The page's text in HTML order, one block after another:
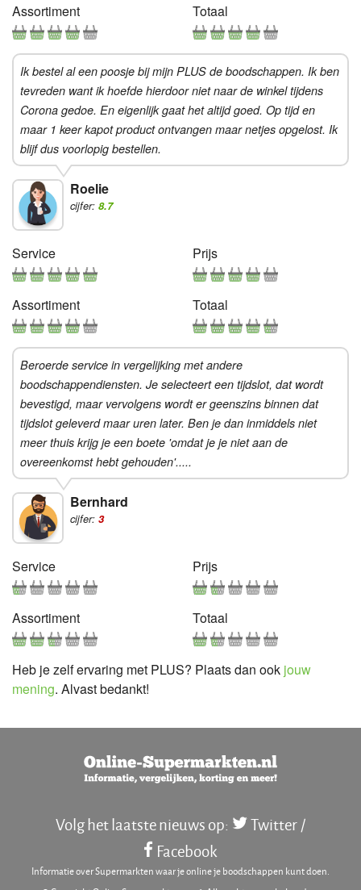
Assortiment Totaal
Ik bestel al een poosje bij mijn PLUS de boodschappen. Ik ben
tevreden want ik hoefde hierdoor niet naar de winkel tijdens
Corona gedoe. En eigenlijk gaat het altijd goed. Op tijd en
maar 1 keer kapot product ontvangen maar netjes opgelost. Ik
blijf dus voorlopig bestellen.
Roelie
cijfer: 8.7
Service Prijs
Assortiment Totaal
Beroerde service in vergelijking met andere
boodschappendiensten. Je selecteert een tijdslot, dat wordt
bevestigd, maar vervolgens wordt er geenszins binnen dat
tijdslot geleverd maar uren later. Ben je dan inmiddels niet
meer thuis krijg je een boete 'omdat je je niet aan de
overeenkomst hebt gehouden'.....
Bernhard
cijfer: 3
Service Prijs
Assortiment Totaal
Heb je zelf ervaring met PLUS? Plaats dan ook jouw
mening. Alvast bedankt!
Volg het laatste nieuws op: Twitter/
Facebook
Informatie over Supermarkten waar je online je boodschappen kunt doen.